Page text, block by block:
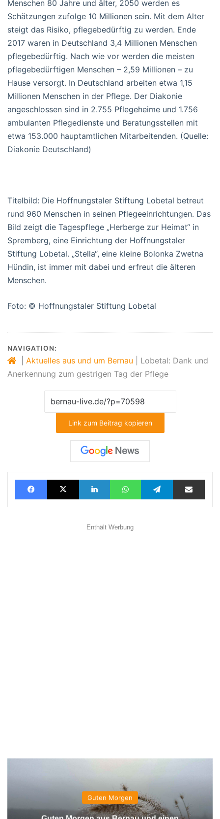
Menschen 80 Jahre und älter, 2050 werden es
Schätzungen zufolge 10 Millionen sein. Mit dem Alter
steigt das Risiko, pflegebedürftig zu werden. Ende
2017 waren in Deutschland 3,4 Millionen Menschen
pflegebedürftig. Nach wie vor werden die meisten
pflegebedürftigen Menschen – 2,59 Millionen – zu
Hause versorgt. In Deutschland arbeiten etwa 1,15
Millionen Menschen in der Pflege. Der Diakonie
angeschlossen sind in 2.755 Pflegeheime und 1.756
ambulanten Pflegedienste und Beratungsstellen mit
etwa 153.000 hauptamtlichen Mitarbeitenden. (Quelle:
Diakonie Deutschland)
Titelbild: Die Hoffnungstaler Stiftung Lobetal betreut
rund 960 Menschen in seinen Pflegeeinrichtungen. Das
Bild zeigt die Tagespflege „Herberge zur Heimat“ in
Spremberg, eine Einrichtung der Hoffnungstaler
Stiftung Lobetal. „Stella“, eine kleine Bolonka Zwetna
Hündin, ist immer mit dabei und erfreut die älteren
Menschen.
Foto: © Hoffnungstaler Stiftung Lobetal
NAVIGATION:
Aktuelles aus und um Bernau
Lobetal: Dank und
Anerkennung zum gestrigen Tag der Pflege
Link zum Beitrag kopieren
FacebookX LinkedInWhatsAppTelegramTeilen via E-Mail
Enthält Werbung
Guten Morgen